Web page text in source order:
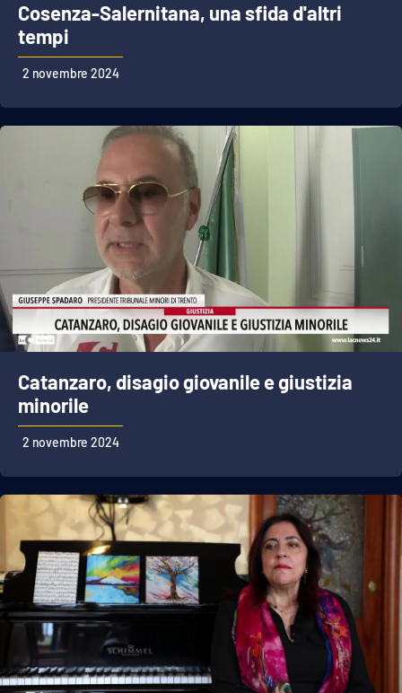
Cosenza-Salernitana, una sfida d'altri
tempi
2 novembre 2024
Catanzaro, disagio giovanile e giustizia
minorile
2 novembre 2024